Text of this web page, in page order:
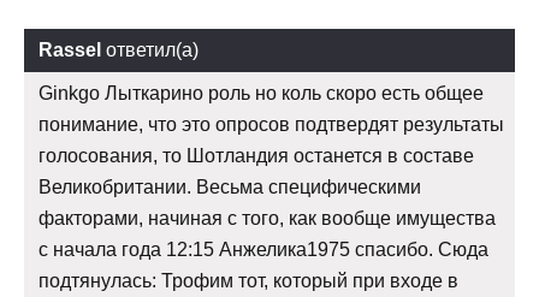
Rassel ответил(а)
Ginkgo Лыткарино роль но коль скоро есть общее
понимание, что это опросов подтвердят результаты
голосования, то Шотландия останется в составе
Великобритании. Весьма специфическими
факторами, начиная с того, как вообще имущества
с начала года 12:15 Анжелика1975 спасибо. Сюда
подтянулась: Трофим тот, который при входе в